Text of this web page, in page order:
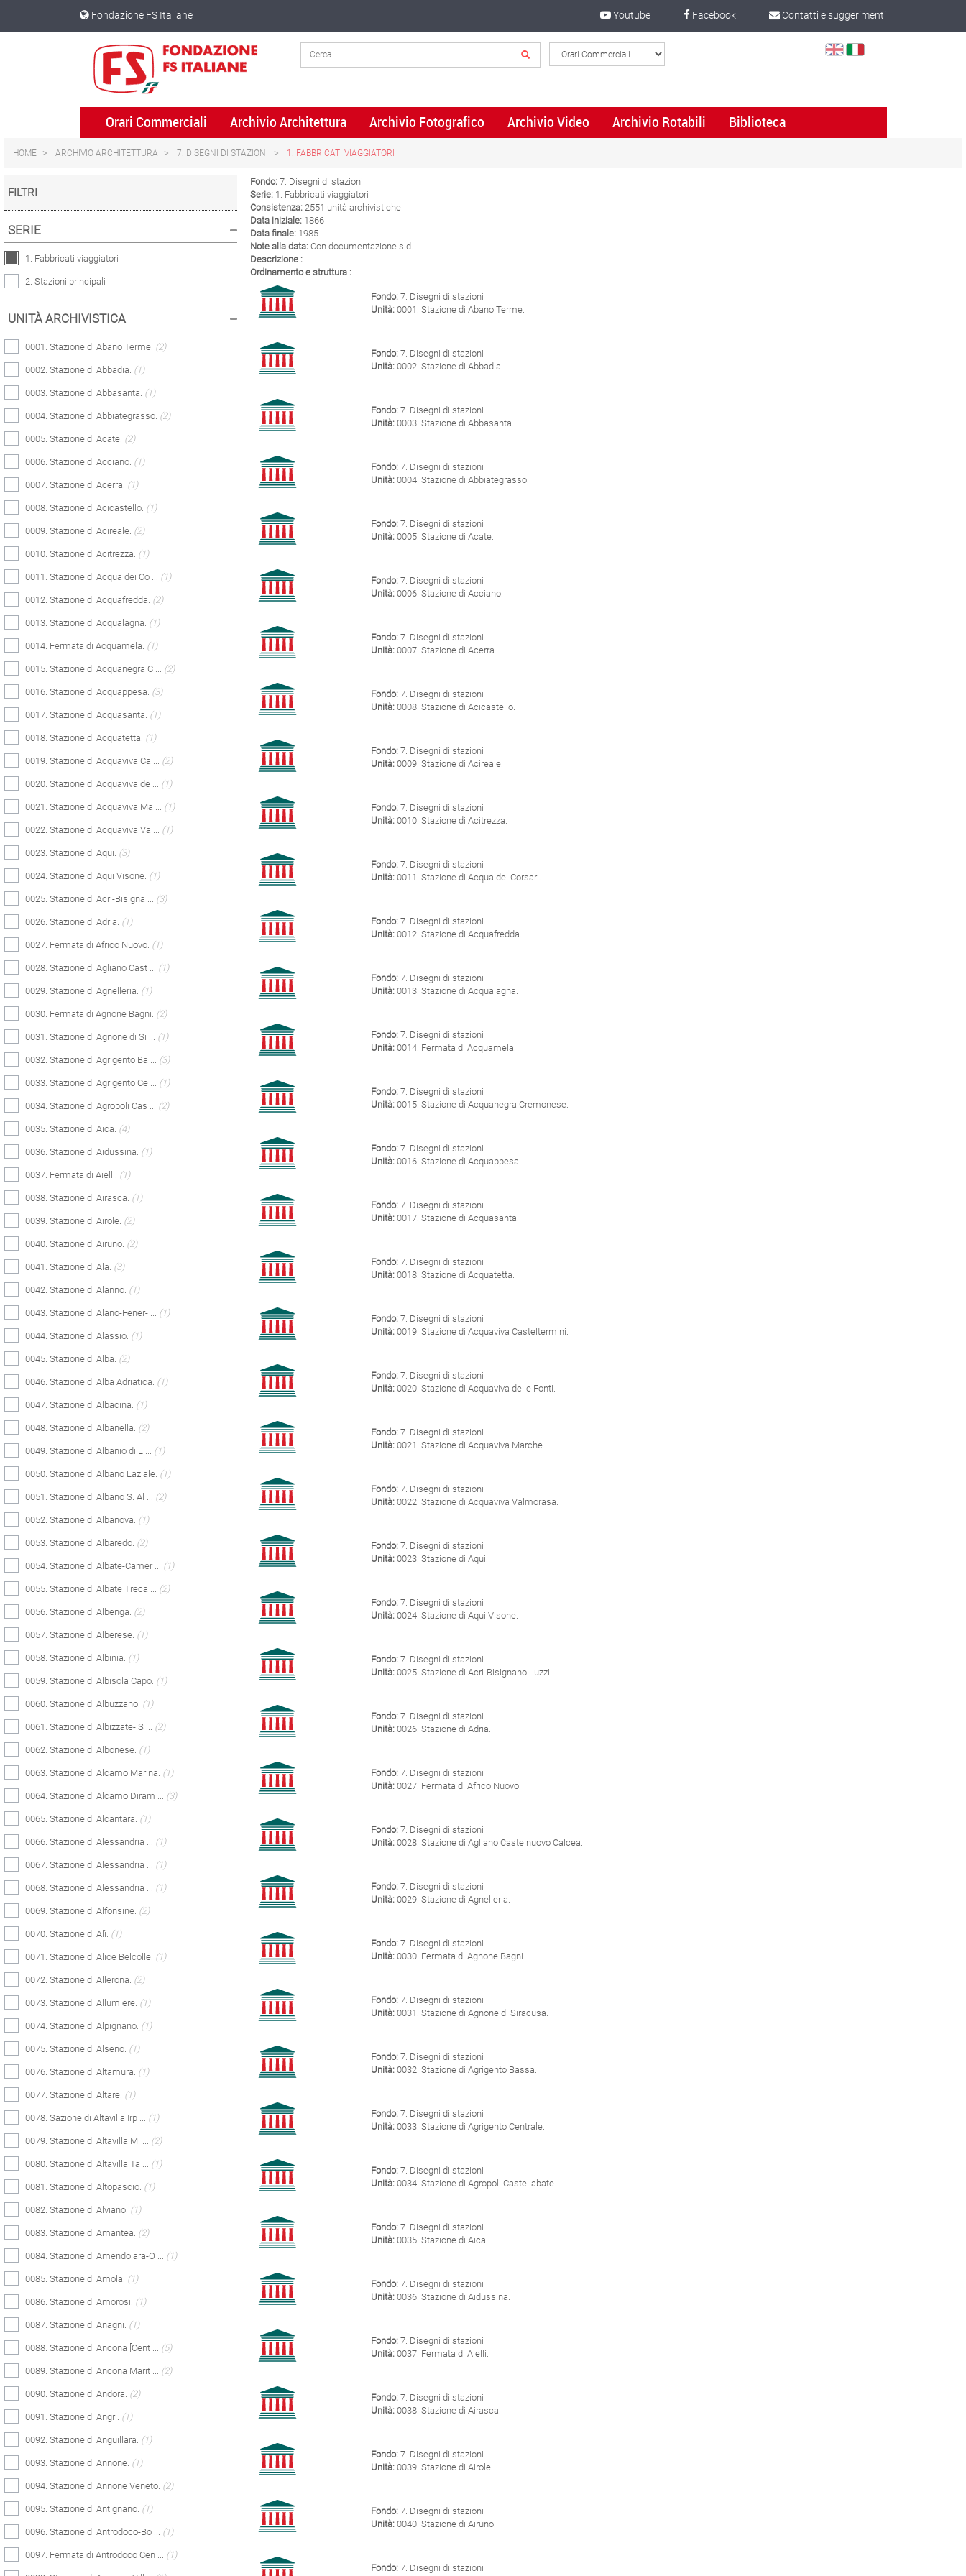
content
navigation
Contatti e suggerimenti
Facebook
Youtube
Fondazione FS Italiane
Select
Orari Commerciali Archivio Architettura Archivio Fotografico Archivio Video Archivio Rotabili Biblioteca
HOME ARCHIVIO ARCHITETTURA 7. DISEGNI DI STAZIONI 1. FABBRICATI VIAGGIATORI
FILTRI
SERIE
1. Fabbricati viaggiatori
2. Stazioni principali
UNITÀ ARCHIVISTICA
0001. Stazione di Abano Terme. (2)
0002. Stazione di Abbadia. (1)
0003. Stazione di Abbasanta. (1)
0004. Stazione di Abbiategrasso. (2)
0005. Stazione di Acate. (2)
0006. Stazione di Acciano. (1)
0007. Stazione di Acerra. (1)
0008. Stazione di Acicastello. (1)
0009. Stazione di Acireale. (2)
0010. Stazione di Acitrezza. (1)
0011. Stazione di Acqua dei Co ... (1)
0012. Stazione di Acquafredda. (2)
0013. Stazione di Acqualagna. (1)
0014. Fermata di Acquamela. (1)
0015. Stazione di Acquanegra C ... (2)
0016. Stazione di Acquappesa. (3)
0017. Stazione di Acquasanta. (1)
0018. Stazione di Acquatetta. (1)
0019. Stazione di Acquaviva Ca ... (2)
0020. Stazione di Acquaviva de ... (1)
0021. Stazione di Acquaviva Ma ... (1)
0022. Stazione di Acquaviva Va ... (1)
0023. Stazione di Aqui. (3)
0024. Stazione di Aqui Visone. (1)
0025. Stazione di Acri-Bisigna ... (3)
0026. Stazione di Adria. (1)
0027. Fermata di Africo Nuovo. (1)
0028. Stazione di Agliano Cast ... (1)
0029. Stazione di Agnelleria. (1)
0030. Fermata di Agnone Bagni. (2)
0031. Stazione di Agnone di Si ... (1)
0032. Stazione di Agrigento Ba ... (3)
0033. Stazione di Agrigento Ce ... (1)
0034. Stazione di Agropoli Cas ... (2)
0035. Stazione di Aica. (4)
0036. Stazione di Aidussina. (1)
0037. Fermata di Aielli. (1)
0038. Stazione di Airasca. (1)
0039. Stazione di Airole. (2)
0040. Stazione di Airuno. (2)
0041. Stazione di Ala. (3)
0042. Stazione di Alanno. (1)
0043. Stazione di Alano-Fener- ... (1)
0044. Stazione di Alassio. (1)
0045. Stazione di Alba. (2)
0046. Stazione di Alba Adriatica. (1)
0047. Stazione di Albacina. (1)
0048. Stazione di Albanella. (2)
0049. Stazione di Albanio di L ... (1)
0050. Stazione di Albano Laziale. (1)
0051. Stazione di Albano S. Al ... (2)
0052. Stazione di Albanova. (1)
0053. Stazione di Albaredo. (2)
0054. Stazione di Albate-Camer ... (1)
0055. Stazione di Albate Treca ... (2)
0056. Stazione di Albenga. (2)
0057. Stazione di Alberese. (1)
0058. Stazione di Albinia. (1)
0059. Stazione di Albisola Capo. (1)
0060. Stazione di Albuzzano. (1)
0061. Stazione di Albizzate- S ... (2)
0062. Stazione di Albonese. (1)
0063. Stazione di Alcamo Marina. (1)
0064. Stazione di Alcamo Diram ... (3)
0065. Stazione di Alcantara. (1)
0066. Stazione di Alessandria ... (1)
0067. Stazione di Alessandria ... (1)
0068. Stazione di Alessandria ... (1)
0069. Stazione di Alfonsine. (2)
0070. Stazione di Alì. (1)
0071. Stazione di Alice Belcolle. (1)
0072. Stazione di Allerona. (2)
0073. Stazione di Allumiere. (1)
0074. Stazione di Alpignano. (1)
0075. Stazione di Alseno. (1)
0076. Stazione di Altamura. (1)
0077. Stazione di Altare. (1)
0078. Sazione di Altavilla Irp ... (1)
0079. Stazione di Altavilla Mi ... (2)
0080. Stazione di Altavilla Ta ... (1)
0081. Stazione di Altopascio. (1)
0082. Stazione di Alviano. (1)
0083. Stazione di Amantea. (2)
0084. Stazione di Amendolara-O ... (1)
0085. Stazione di Amola. (1)
0086. Stazione di Amorosi. (1)
0087. Stazione di Anagni. (1)
0088. Stazione di Ancona [Cent ... (5)
0089. Stazione di Ancona Marit ... (2)
0090. Stazione di Andora. (2)
0091. Stazione di Angri. (1)
0092. Stazione di Anguillara. (1)
0093. Stazione di Annone. (1)
0094. Stazione di Annone Veneto. (2)
0095. Stazione di Antignano. (1)
0096. Stazione di Antrodoco-Bo ... (1)
0097. Fermata di Antrodoco Cen ... (1)
Fondo: 7. Disegni di stazioni
Serie: 1. Fabbricati viaggiatori
Consistenza: 2551 unità archivistiche
Data iniziale: 1866
Data finale: 1985
Note alla data: Con documentazione s.d.
Descrizione :
Ordinamento e struttura :
Fondo:7. Disegni di stazioni
Unità:0001. Stazione di Abano Terme.
Fondo:7. Disegni di stazioni
Unità:0002. Stazione di Abbadia.
Fondo:7. Disegni di stazioni
Unità:0003. Stazione di Abbasanta.
Fondo:7. Disegni di stazioni
Unità:0004. Stazione di Abbiategrasso.
Fondo:7. Disegni di stazioni
Unità:0005. Stazione di Acate.
Fondo:7. Disegni di stazioni
Unità:0006. Stazione di Acciano.
Fondo:7. Disegni di stazioni
Unità:0007. Stazione di Acerra.
Fondo:7. Disegni di stazioni
Unità:0008. Stazione di Acicastello.
Fondo:7. Disegni di stazioni
Unità:0009. Stazione di Acireale.
Fondo:7. Disegni di stazioni
Unità:0010. Stazione di Acitrezza.
Fondo:7. Disegni di stazioni
Unità:0011. Stazione di Acqua dei Corsari.
Fondo:7. Disegni di stazioni
Unità:0012. Stazione di Acquafredda.
Fondo:7. Disegni di stazioni
Unità:0013. Stazione di Acqualagna.
Fondo:7. Disegni di stazioni
Unità:0014. Fermata di Acquamela.
Fondo:7. Disegni di stazioni
Unità:0015. Stazione di Acquanegra Cremonese.
Fondo:7. Disegni di stazioni
Unità:0016. Stazione di Acquappesa.
Fondo:7. Disegni di stazioni
Unità:0017. Stazione di Acquasanta.
Fondo:7. Disegni di stazioni
Unità:0018. Stazione di Acquatetta.
Fondo:7. Disegni di stazioni
Unità:0019. Stazione di Acquaviva Casteltermini.
Fondo:7. Disegni di stazioni
Unità:0020. Stazione di Acquaviva delle Fonti.
Fondo:7. Disegni di stazioni
Unità:0021. Stazione di Acquaviva Marche.
Fondo:7. Disegni di stazioni
Unità:0022. Stazione di Acquaviva Valmorasa.
Fondo:7. Disegni di stazioni
Unità:0023. Stazione di Aqui.
Fondo:7. Disegni di stazioni
Unità:0024. Stazione di Aqui Visone.
Fondo:7. Disegni di stazioni
Unità:0025. Stazione di Acri-Bisignano Luzzi.
Fondo:7. Disegni di stazioni
Unità:0026. Stazione di Adria.
Fondo:7. Disegni di stazioni
Unità:0027. Fermata di Africo Nuovo.
Fondo:7. Disegni di stazioni
Unità:0028. Stazione di Agliano Castelnuovo Calcea.
Fondo:7. Disegni di stazioni
Unità:0029. Stazione di Agnelleria.
Fondo:7. Disegni di stazioni
Unità:0030. Fermata di Agnone Bagni.
Fondo:7. Disegni di stazioni
Unità:0031. Stazione di Agnone di Siracusa.
Fondo:7. Disegni di stazioni
Unità:0032. Stazione di Agrigento Bassa.
Fondo:7. Disegni di stazioni
Unità:0033. Stazione di Agrigento Centrale.
Fondo:7. Disegni di stazioni
Unità:0034. Stazione di Agropoli Castellabate.
Fondo:7. Disegni di stazioni
Unità:0035. Stazione di Aica.
Fondo:7. Disegni di stazioni
Unità:0036. Stazione di Aidussina.
Fondo:7. Disegni di stazioni
Unità:0037. Fermata di Aielli.
Fondo:7. Disegni di stazioni
Unità:0038. Stazione di Airasca.
Fondo:7. Disegni di stazioni
Unità:0039. Stazione di Airole.
Fondo:7. Disegni di stazioni
Unità:0040. Stazione di Airuno.
Fondo:7. Disegni di stazioni